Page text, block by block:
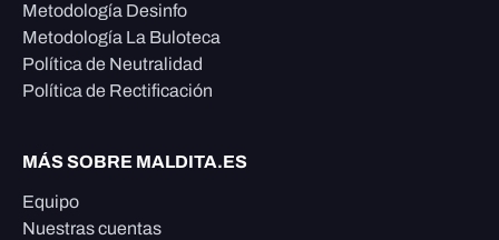
Metodología Desinfo
Metodología La Buloteca
Política de Neutralidad
Política de Rectificación
MÁS SOBRE MALDITA.ES
Equipo
Nuestras cuentas